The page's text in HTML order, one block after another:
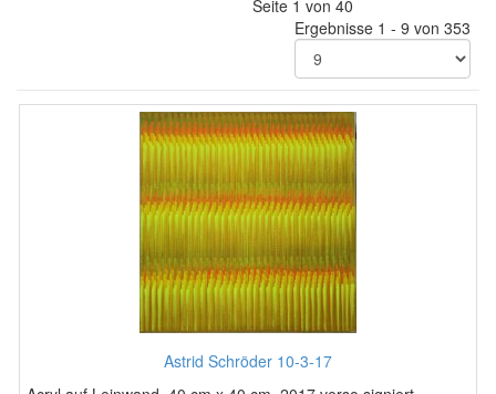
Seite 1 von 40
Ergebnisse 1 - 9 von 353
Astrid Schröder 10-3-17